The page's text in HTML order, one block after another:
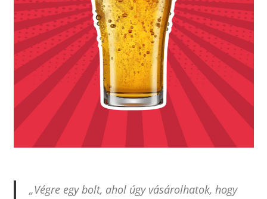
„Végre egy bolt, ahol úgy vásárolhatok, hogy